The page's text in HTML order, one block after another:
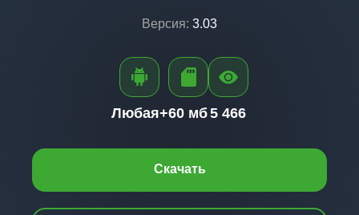
Версия: 3.03
Скачать
Любая+60 мб5 466